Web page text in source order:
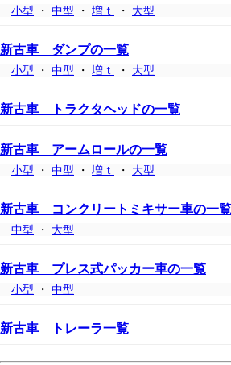
小型 ・ 中型 ・ 増ｔ ・ 大型
新古車 ダンプの一覧
小型 ・ 中型 ・ 増ｔ ・ 大型
新古車 トラクタヘッドの一覧
新古車 アームロールの一覧
小型 ・ 中型 ・ 増ｔ ・ 大型
新古車 コンクリートミキサー車の一覧
中型 ・ 大型
新古車 プレス式パッカー車の一覧
小型 ・ 中型
新古車 トレーラ一覧